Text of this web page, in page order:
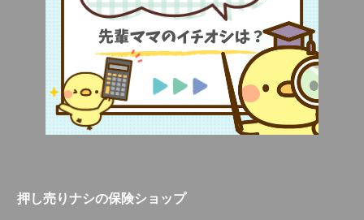
押し売りナシの保険ショップ